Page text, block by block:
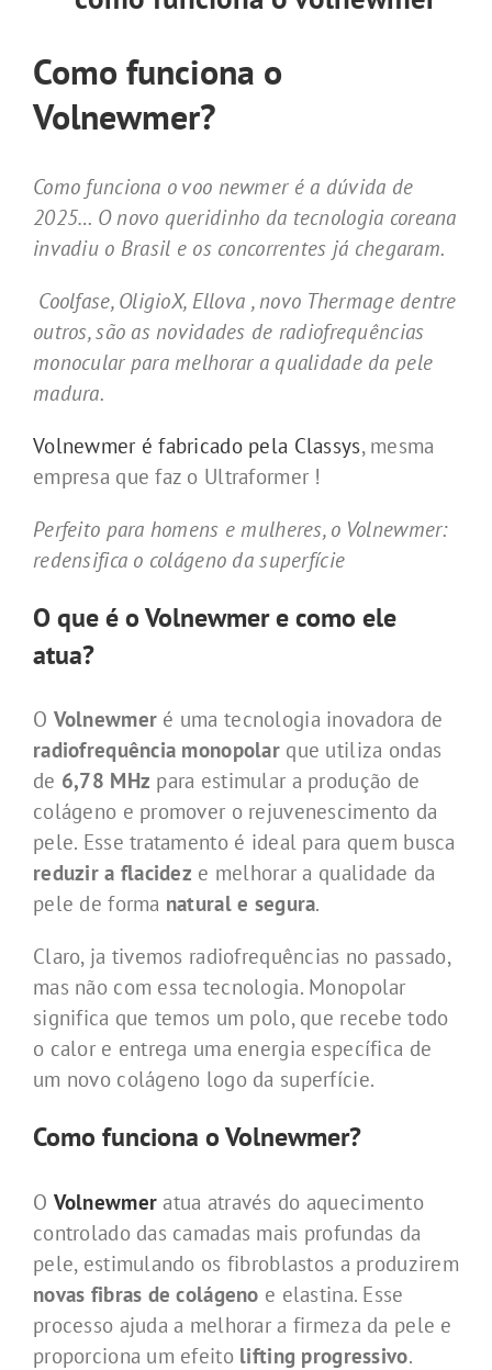
Como funciona o
Volnewmer?
Como funciona o voo newmer é a dúvida de
2025… O novo queridinho da tecnologia coreana
invadiu o Brasil e os concorrentes já chegaram.
Coolfase, OligioX, Ellova , novo Thermage dentre
outros, são as novidades de radiofrequências
monocular para melhorar a qualidade da pele
madura.
Volnewmer é fabricado pela Classys, mesma
empresa que faz o Ultraformer !
Perfeito para homens e mulheres, o Volnewmer:
redensifica o colágeno da superfície
O que é o Volnewmer e como ele
atua?
O Volnewmer é uma tecnologia inovadora de
radiofrequência monopolar que utiliza ondas
de 6,78 MHz para estimular a produção de
colágeno e promover o rejuvenescimento da
pele. Esse tratamento é ideal para quem busca
reduzir a flacidez e melhorar a qualidade da
pele de forma natural e segura.
Claro, ja tivemos radiofrequências no passado,
mas não com essa tecnologia. Monopolar
significa que temos um polo, que recebe todo
o calor e entrega uma energia específica de
um novo colágeno logo da superfície.
Como funciona o Volnewmer?
O Volnewmer atua através do aquecimento
controlado das camadas mais profundas da
pele, estimulando os fibroblastos a produzirem
novas fibras de colágeno e elastina. Esse
processo ajuda a melhorar a firmeza da pele e
proporciona um efeito lifting progressivo.